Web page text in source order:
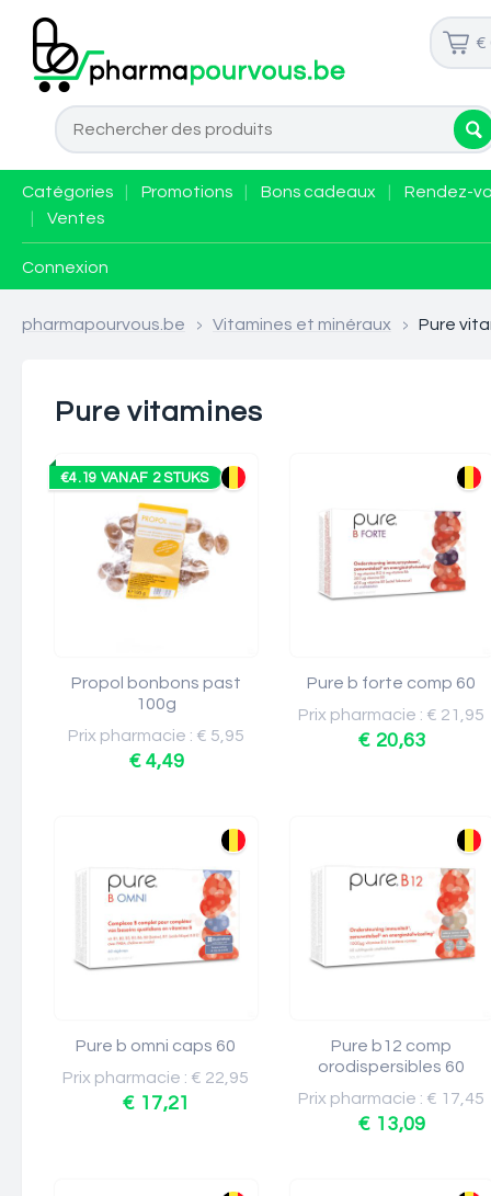
€
Catégories Promotions Bons cadeaux
Rendez-
Ventes
Connexion
pharmapourvous.be > Vitamines et minéraux > Pure
Pure vitamines
€4.19 VANAF 2 STUKS
Propol bonbons past
100g
Prix pharmacie : € 5,95
€ 4,49
Pure b forte comp 60
Prix pharmacie : € 21,95
€ 20,63
Pure b omni caps 60
Prix pharmacie : € 22,95
€ 17,21
Pure b12 comp
orodispersibles 60
Prix pharmacie : € 17,45
€ 13,09